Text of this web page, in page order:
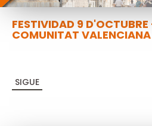
FESTIVIDAD 9
COMUNITAT VALENCIANA
SIGUE